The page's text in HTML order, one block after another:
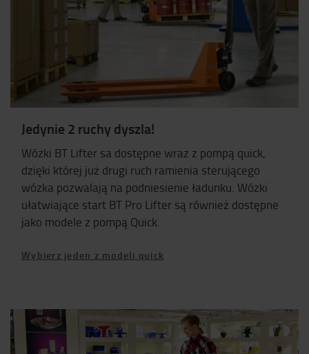
Jedynie 2 ruchy dyszla!
Wózki BT Lifter sa dostępne wraz z pompą quick,
dzięki której już drugi ruch ramienia sterującego
wózka pozwalają na podniesienie ładunku. Wózki
ułatwiające start BT Pro Lifter są również dostępne
jako modele z pompą Quick.
Wybierz jeden z modeli quick